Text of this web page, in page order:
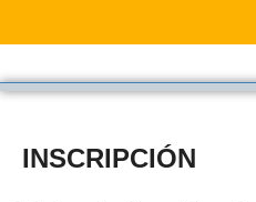
INSCRIPCIÓN